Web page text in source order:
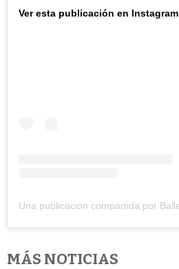
Ver esta publicación en Instagram
MÁS NOTICIAS